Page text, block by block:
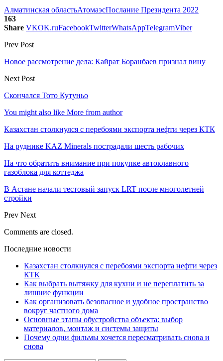
Алматинская областьАтомаэсПослание Президента 2022
163
Share VKOK.ruFacebookTwitterWhatsAppTelegramViber
Prev Post
Новое рассмотрение дела: Кайрат Боранбаев признал вину
Next Post
Скончался Тото Кутуньо
You might also like More from author
Казахстан столкнулся с перебоями экспорта нефти через КТК
На руднике KAZ Minerals пострадали шесть рабочих
На что обратить внимание при покупке автоклавного
газоблока для коттеджа
В Астане начали тестовый запуск LRT после многолетней
стройки
Prev Next
Comments are closed.
Последние новости
Казахстан столкнулся с перебоями экспорта нефти через
КТК
Как выбрать вытяжку для кухни и не переплатить за
лишние функции
Как организовать безопасное и удобное пространство
вокруг частного дома
Основные этапы обустройства объекта: выбор
материалов, монтаж и системы защиты
Почему одни фильмы хочется пересматривать снова и
снова